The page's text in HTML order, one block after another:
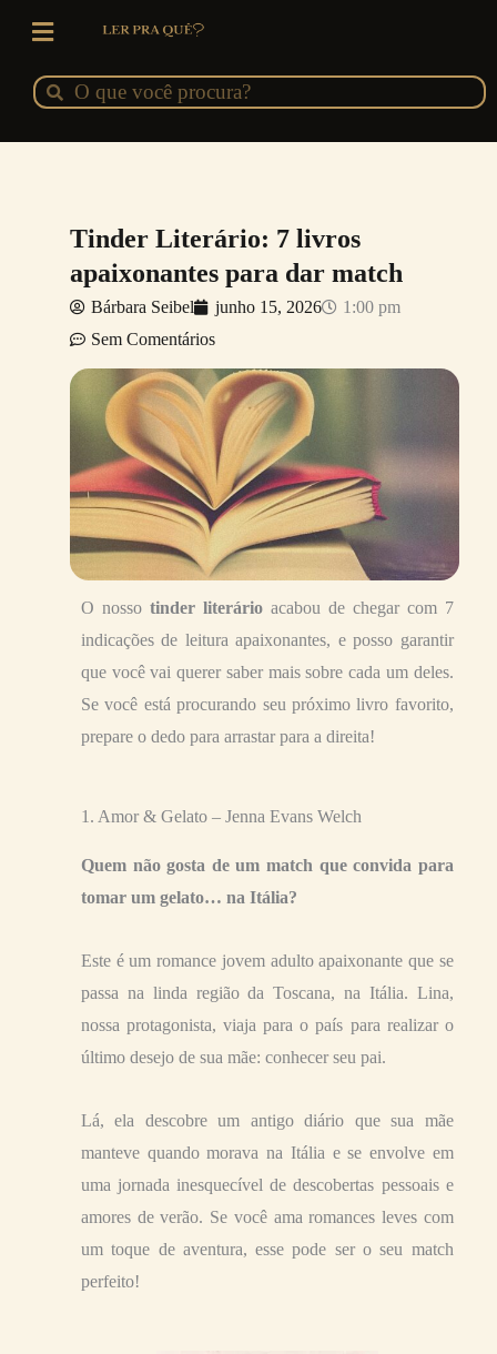
conteúdo
Pesquisar
Pesquisar
Tinder Literário: 7 livros
apaixonantes para dar match
Bárbara Seibel junho 15, 2026
1:00 pm
Sem Comentários
O nosso tinder literárioacabou de chegar com 7
indicações de leitura apaixonantes, e posso garantir
que você vai querer saber mais sobre cada um deles.
Se você está procurando seu próximo livro favorito,
prepare o dedo para arrastar para a direita!
1. Amor & Gelato – Jenna Evans Welch
Quem não gosta de um match que convida para
tomar um gelato… na Itália?
Este é um romance jovem adulto apaixonante que se
passa na linda região da Toscana, na Itália. Lina,
nossa protagonista, viaja para o país para realizar o
último desejo de sua mãe: conhecer seu pai.
Lá, ela descobre um antigo diário que sua mãe
manteve quando morava na Itália e se envolve em
uma jornada inesquecível de descobertas pessoais e
amores de verão. Se você ama romances leves com
um toque de aventura, esse pode ser o seu match
perfeito!